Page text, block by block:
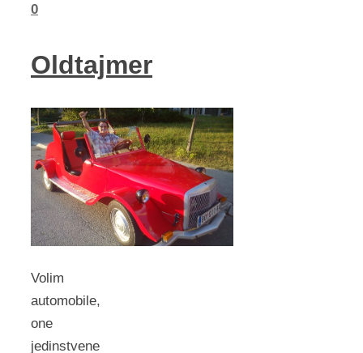
0
Oldtajmer
Volim
automobile,
one
jedinstvene